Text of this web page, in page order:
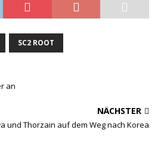
SC2 ROOT
an
NÄCHSTER
und Thorzain auf dem Weg nach Korea